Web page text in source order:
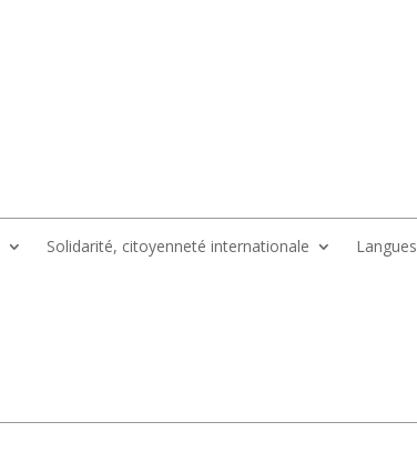
Solidarité, citoyenneté internationale
Langues